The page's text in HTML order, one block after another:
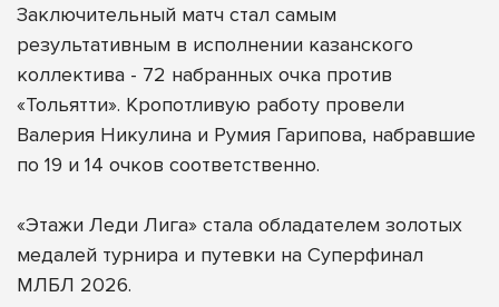
Заключительный матч стал самым
результативным в исполнении казанского
коллектива - 72 набранных очка против
«Тольятти». Кропотливую работу провели
Валерия Никулина и Румия Гарипова, набравшие
по 19 и 14 очков соответственно.
«Этажи Леди Лига» стала обладателем золотых
медалей турнира и путевки на Суперфинал
МЛБЛ 2026.